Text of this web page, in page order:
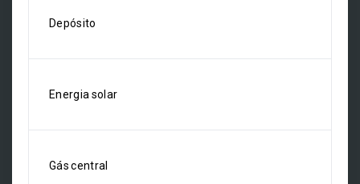
Depósito
Energia solar
Gás central